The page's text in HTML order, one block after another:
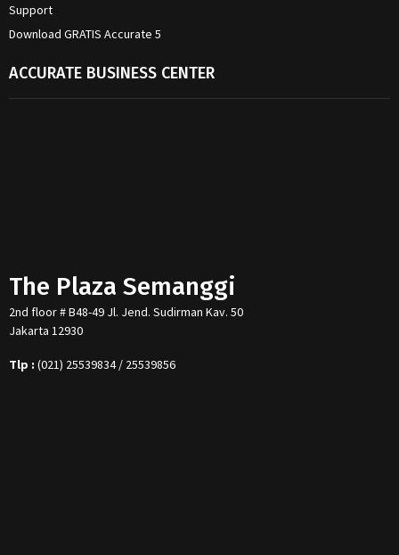
Support
Download GRATIS Accurate 5
ACCURATE BUSINESS CENTER
The Plaza Semanggi
2nd floor # B48-49 Jl. Jend. Sudirman Kav. 50
Jakarta 12930
Tlp : (021) 25539834 / 25539856